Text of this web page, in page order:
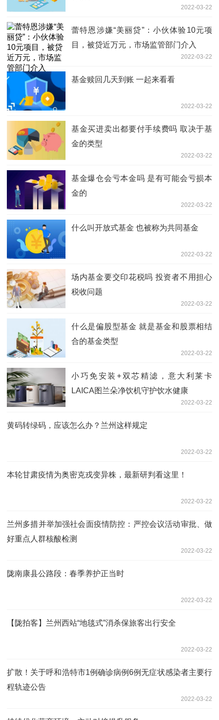
2022-03-22
蕾特恩涉嫌“美丽贷”：小伙体验10元项
目，被贷近万元，市场监管部门介入
2022-03-22
基金赎回几天到账 一起来看看
2022-03-22
基金买进卖出都要付手续费吗 取决于基
金的类型
2022-03-22
基金爆仓会亏本金吗 是有可能会亏损本
金的
2022-03-22
什么叫开放式基金 也被称为共同基金
2022-03-22
场内基金要交印花税吗 投资者不用担心
税收问题
2022-03-22
什么是偏股型基金 就是基金和股票相结
合的基金类型
2022-03-22
小巧免安装+双芯精滤，意大利莱卡
LAICA图兰朵净饮机守护饮水健康
2022-03-22
黄码转绿码，应该怎么办？兰州这样规定
2022-03-22
本轮甘肃疫情为奥密克戎变异株，最新研判看这里！
2022-03-22
兰州多措并举加强社会面疫情防控：严控会议活动审批、做
好重点人群核酸检测
2022-03-22
陇南康县公路段：春季养护正当时
2022-03-22
【陇拍客】兰州西站“地毯式”消杀保旅客出行安全
2022-03-22
扩散！关于呼和浩特市1例确诊病例6例无症状感染者主要行
程轨迹公告
2022-03-22